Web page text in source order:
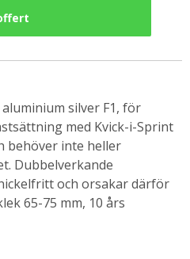
silver F1, för
med Kvick-i-Sprint
behöver inte heller
Dubbelverkande
och orsakar därför
65-75 mm, 10 års